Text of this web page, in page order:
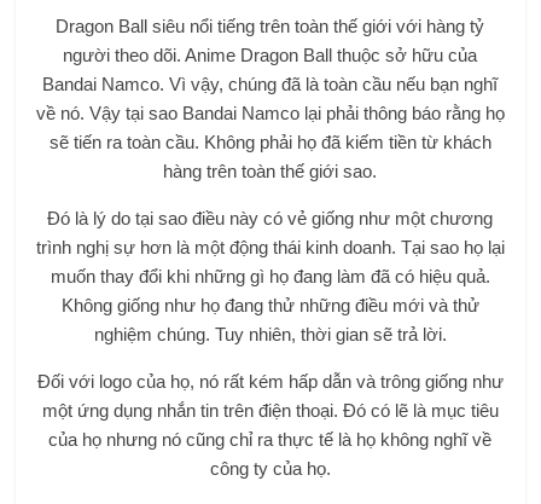
Dragon Ball siêu nổi tiếng trên toàn thế giới với hàng tỷ
người theo dõi. Anime Dragon Ball thuộc sở hữu của
Bandai Namco. Vì vậy, chúng đã là toàn cầu nếu bạn nghĩ
về nó. Vậy tại sao Bandai Namco lại phải thông báo rằng họ
sẽ tiến ra toàn cầu. Không phải họ đã kiếm tiền từ khách
hàng trên toàn thế giới sao.
Đó là lý do tại sao điều này có vẻ giống như một chương
trình nghị sự hơn là một động thái kinh doanh. Tại sao họ lại
muốn thay đổi khi những gì họ đang làm đã có hiệu quả.
Không giống như họ đang thử những điều mới và thử
nghiệm chúng. Tuy nhiên, thời gian sẽ trả lời.
Đối với logo của họ, nó rất kém hấp dẫn và trông giống như
một ứng dụng nhắn tin trên điện thoại. Đó có lẽ là mục tiêu
của họ nhưng nó cũng chỉ ra thực tế là họ không nghĩ về
công ty của họ.